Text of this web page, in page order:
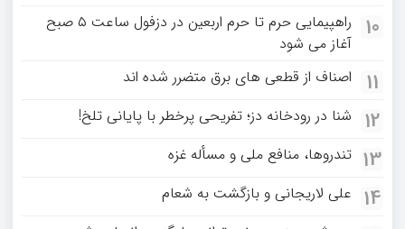
10
راهپیمایی حرم تا حرم اربعین در دزفول ساعت ۵ صبح
آغاز می شود
11 اصناف از قطعی های برق متضرر شده اند
12 شنا در رودخانه دز؛ تفریحی پرخطر با پایانی تلخ!
13 تندروها، منافع ملی و مسأله غزه
14 علی لاریجانی و بازگشت به شعام